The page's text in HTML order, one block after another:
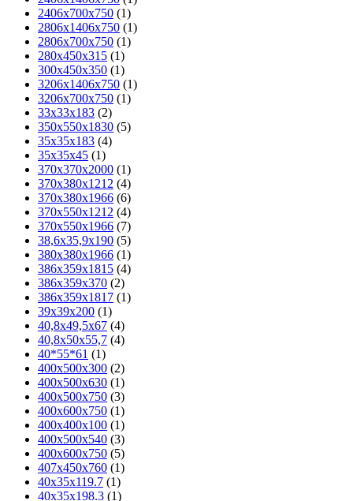
2406х700х750 (1)
2806х1406х750 (1)
2806х700х750 (1)
280x450x315 (1)
300х450х350 (1)
3206х1406х750 (1)
3206х700х750 (1)
33х33х183 (2)
350х550х1830 (5)
35х35х183 (4)
35х35х45 (1)
370х370х2000 (1)
370х380х1212 (4)
370х380х1966 (6)
370х550х1212 (4)
370х550х1966 (7)
38,6х35,9х190 (5)
380х380х1966 (1)
386x359x1815 (4)
386x359x370 (2)
386х359х1817 (1)
39х39х200 (1)
40,8х49,5х67 (4)
40,8х50х55,7 (4)
40*55*61 (1)
400x500x300 (2)
400x500x630 (1)
400x500x750 (3)
400x600x750 (1)
400х400х100 (1)
400х500х540 (3)
400х600х750 (5)
407х450х760 (1)
40x35x119.7 (1)
40x35x198.3 (1)